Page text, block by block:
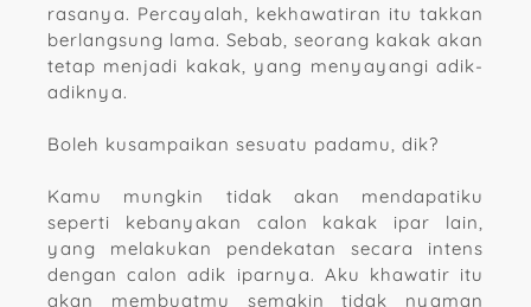
rasanya. Percayalah, kekhawatiran itu takkan
berlangsung lama. Sebab, seorang kakak akan
tetap menjadi kakak, yang menyayangi adik-
adiknya.
Boleh kusampaikan sesuatu padamu, dik?
Kamu mungkin tidak akan mendapatiku
seperti kebanyakan calon kakak ipar lain,
yang melakukan pendekatan secara intens
dengan calon adik iparnya. Aku khawatir itu
akan membuatmu semakin tidak nyaman